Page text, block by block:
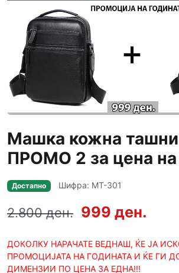
Машка кожна
ПРОМО 2 за цена на
Достапно Шифра: MT-301
2.800 ден. 999 ден.
ДОКОЛКУ НАРАЧАТЕ ВЕДНАШ, ЌЕ ЈА
ПРОМОЦИЈАТА НА ГОДИНАТА И ЌЕ ГИ
ДИМЕНЗИИ ПО ЦЕНА ЗА ЕДНА!!!